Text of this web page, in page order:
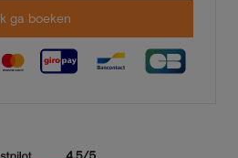
ga boeken